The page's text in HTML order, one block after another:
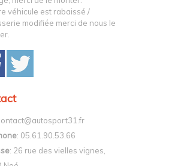
véhicule est rabaissé /
modifiée merci de nous le
: 05.61.90.53.66
: 26 rue des vielles vignes,